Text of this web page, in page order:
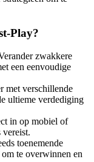
Play?
zwakkere
een eenvoudige
met verschillende
ultieme verdediging
in op mobiel of
vereist.
toenemende
te overwinnen en